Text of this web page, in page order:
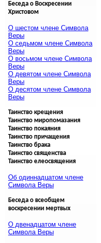
Беседа о Воскресении
Христовом
О шестом члене Символа
Веры
О седьмом члене Символа
Веры
О восьмом члене Символа
Веры
О девятом члене Символа
Веры
О десятом члене Символа
Веры
Таинство крещения
Таинство миропомазания
Таинство покаяния
Таинство причащения
Таинство брака
Таинство священства
Таинство елеосвящения
Об одиннадцатом члене
Символа Веры
Беседа о всеобщем
воскресении мертвых
О двенадцатом члене
Символа Веры